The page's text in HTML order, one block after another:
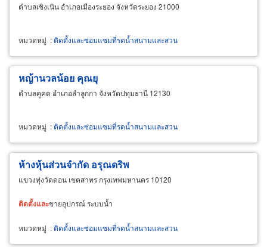
ตำบลเชิงเนิน อำเภอเมืองระยอง จังหวัดระยอง 21000
หมวดหมู่ :ติดตั้งและซ่อมแซมที่รดน้ำสนามและสวน
หญ้านวลน้อย คุณยุ
ตำบลคูคต อำเภอลำลูกกา จังหวัดปทุมธานี 12130
หมวดหมู่ :ติดตั้งและซ่อมแซมที่รดน้ำสนามและสวน
ห้างหุ้นส่วนจำกัด อรุณดริพ
แขวงทุ่งวัดดอน เขตสาทร กรุงเทพมหานคร 10120
ติดตั้งและขายอุปกรณ์ ระบบน้ำ
หมวดหมู่ :ติดตั้งและซ่อมแซมที่รดน้ำสนามและสวน